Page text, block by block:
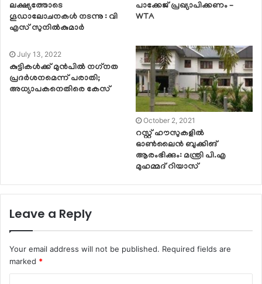
ലക്ഷ്യത്തോടെ
ഗൂഡാലോചനകള്‍ നടന്നു : വി
എസ് സുനില്‍കുമാര്‍
പാക്കേജ് പ്രഖ്യാപിക്കണം –
WTA
July 13, 2022
കുട്ടികൾക്ക് മുൻപിൽ നഗ്‌നത
പ്രദർശനമെന്ന് പരാതി;
അധ്യാപകനെതിരെ കേസ്
October 2, 2021
റസ്റ്റ് ഹൗസുകളിൽ
ഓൺലൈൻ ബുക്കിങ്
ആരംഭിക്കും: മന്ത്രി പി.എ
മുഹമ്മദ് റിയാസ്
Leave a Reply
Your email address will not be published. Required fields are
marked *